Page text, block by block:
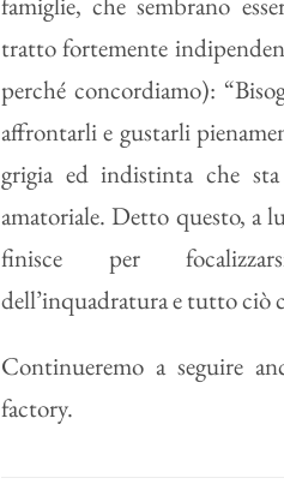
tratto fortemente
perché concordiamo):
affrontarli e gustarli
grigia ed indistinta che
amatoriale. Detto questo, a
finisce per
dell’inquadratura e tutto ciò
Continueremo a seguire
factory.